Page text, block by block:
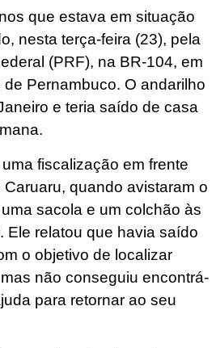
que estava em situação
nesta terça-feira (23), pela
(PRF), na BR-104, em
Pernambuco. O andarilho
e teria saído de casa
fiscalização em frente
quando avistaram o
sacola e um colchão às
Ele relatou que havia saído
o objetivo de localizar
não conseguiu encontrá-
para retornar ao seu